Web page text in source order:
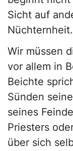
Sicht auf
Nüchternheit.
Wir müssen
vor allem in
Beichte
Sünden
seines
Priesters
über sich